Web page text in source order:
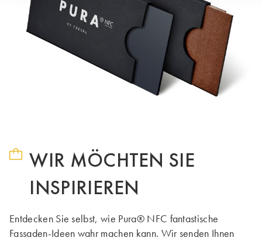
WIR MÖCHTEN SIE
INSPIRIEREN
Entdecken Sie selbst, wie Pura® NFC fantastische
Fassaden-Ideen wahr machen kann. Wir senden Ihnen